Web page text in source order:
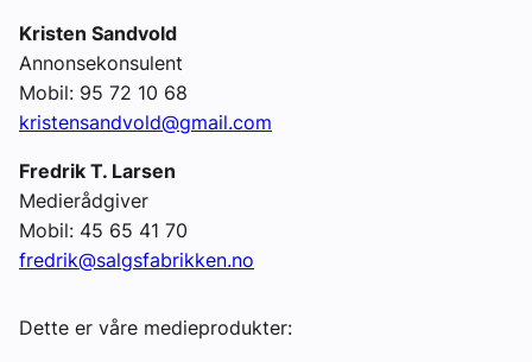
Kristen Sandvold
Annonsekonsulent
Mobil: 95 72 10 68
kristensandvold@gmail.com
Fredrik T. Larsen
Medierådgiver
Mobil: 45 65 41 70
fredrik@salgsfabrikken.no
Dette er våre medieprodukter: